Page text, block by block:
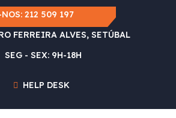
212 509 197
FERREIRA ALVES, SETÚBAL
SEG - SEX: 9H-18H
HELP DESK